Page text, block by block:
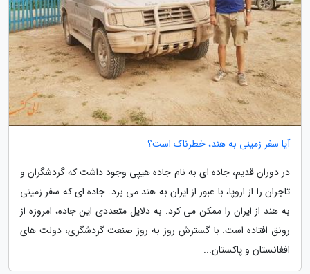
آیا سفر زمینی به هند، خطرناک است؟
در دوران قدیم، جاده ای به نام جاده هیپی وجود داشت که گردشگران و
تاجران را از اروپا، با عبور از ایران به هند می برد. جاده ای که سفر زمینی
به هند از ایران را ممکن می کرد. به دلایل متعددی این جاده، امروزه از
رونق افتاده است. با گسترش روز به روز صنعت گردشگری، دولت های
افغانستان و پاکستان...